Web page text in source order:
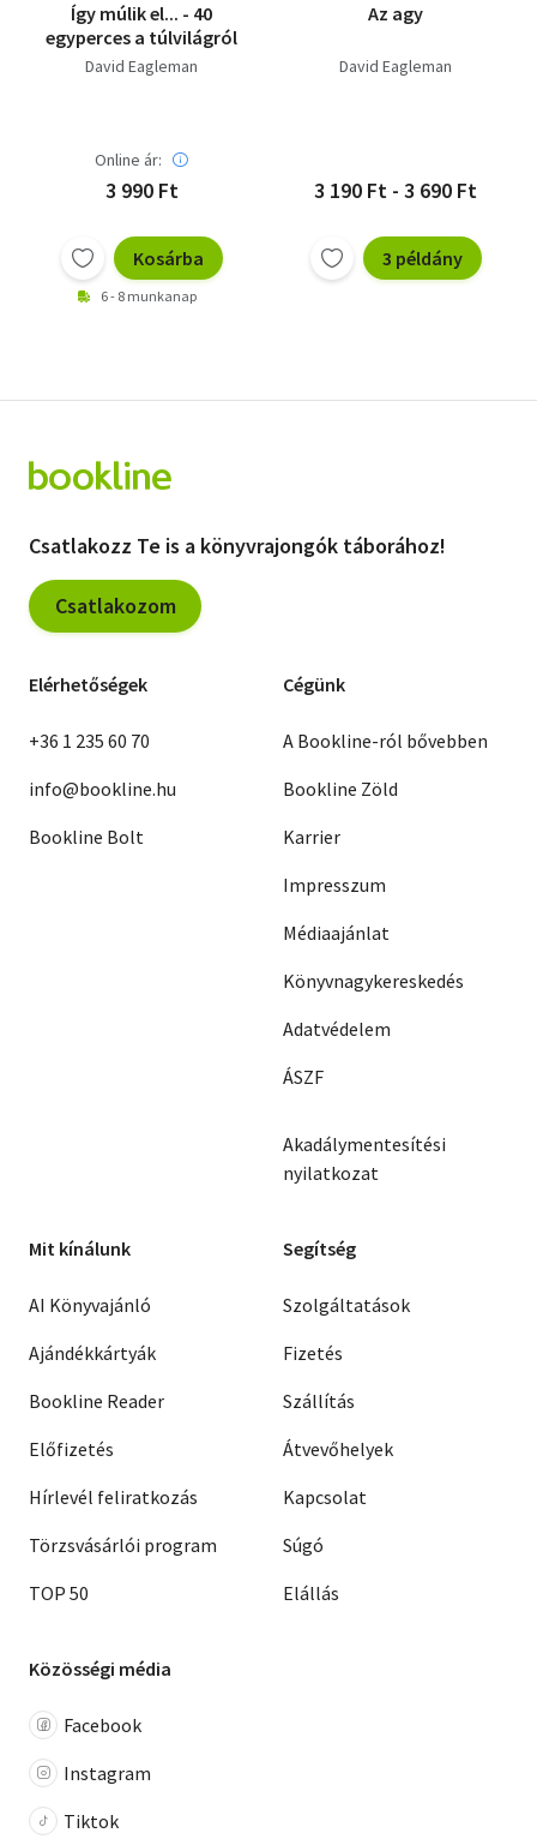
Így múlik el... - 40
egyperces a túlvilágról
David Eagleman
Online ár:
3 990 Ft
Kosárba
6 - 8 munkanap
Az agy
David Eagleman
3 190 Ft - 3 690 Ft
3 példány
Csatlakozz Te is a könyvrajongók táborához!
Csatlakozom
Elérhetőségek
+36 1 235 60 70
info@bookline.hu
Bookline Bolt
Cégünk
A Bookline-ról bővebben
Bookline Zöld
Karrier
Impresszum
Médiaajánlat
Könyvnagykereskedés
Adatvédelem
ÁSZF
Akadálymentesítési
nyilatkozat
Mit kínálunk
AI Könyvajánló
Ajándékkártyák
Bookline Reader
Előfizetés
Hírlevél feliratkozás
Törzsvásárlói program
TOP 50
Segítség
Szolgáltatások
Fizetés
Szállítás
Átvevőhelyek
Kapcsolat
Súgó
Elállás
Közösségi média
Facebook
Instagram
Tiktok